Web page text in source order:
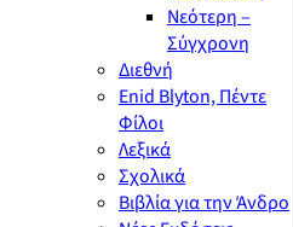
Νεότερη –
Σύγχρονη
Διεθνή
Enid Blyton, Πέντε
Φίλοι
Λεξικά
Σχολικά
Βιβλία για την Άνδρο